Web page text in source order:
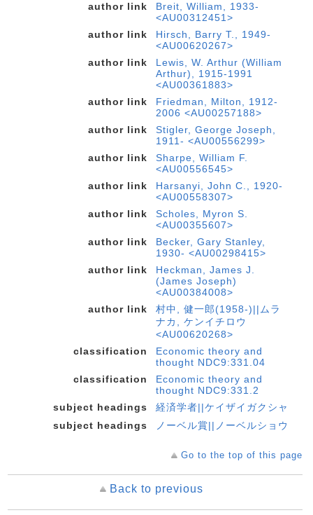
author link
Breit, William, 1933-
<AU00312451>
author link
Hirsch, Barry T., 1949-
<AU00620267>
author link
Lewis, W. Arthur (William
Arthur), 1915-1991
<AU00361883>
author link
Friedman, Milton, 1912-
2006 <AU00257188>
author link
Stigler, George Joseph,
1911- <AU00556299>
author link
Sharpe, William F.
<AU00556545>
author link
Harsanyi, John C., 1920-
<AU00558307>
author link
Scholes, Myron S.
<AU00355607>
author link
Becker, Gary Stanley,
1930- <AU00298415>
author link
Heckman, James J.
(James Joseph)
<AU00384008>
author link
村中, 健一郎(1958-)||ムラ
ナカ, ケンイチロウ
<AU00620268>
classification
Economic theory and
thought NDC9:331.04
classification
Economic theory and
thought NDC9:331.2
subject headings
経済学者||ケイザイガクシャ
subject headings
ノーベル賞||ノーベルショウ
Go to the top of this page
Back to previous